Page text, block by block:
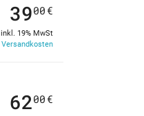
3900 €
inkl. 19% MwSt
Versandkosten
6200 €